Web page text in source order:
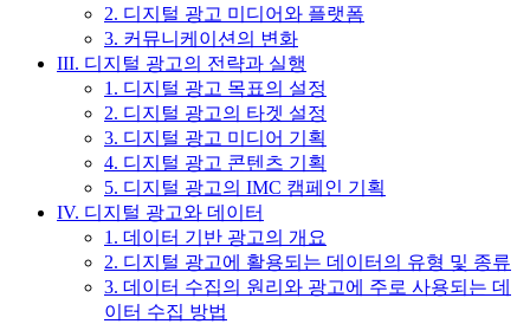
2. 디지털 광고 미디어와 플랫폼
3. 커뮤니케이션의 변화
III. 디지털 광고의 전략과 실행
1. 디지털 광고 목표의 설정
2. 디지털 광고의 타겟 설정
3. 디지털 광고 미디어 기획
4. 디지털 광고 콘텐츠 기획
5. 디지털 광고의 IMC 캠페인 기획
IV. 디지털 광고와 데이터
1. 데이터 기반 광고의 개요
2. 디지털 광고에 활용되는 데이터의 유형 및 종류
3. 데이터 수집의 원리와 광고에 주로 사용되는 데
이터 수집 방법